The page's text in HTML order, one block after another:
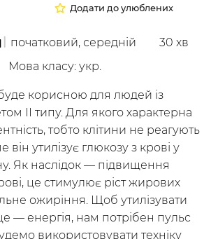
Плейлисти
Додати до улюблених
початковий, середній 30 хв
Мова класу: укр.
корисною для людей із
ІІ типу. Для якого характерна
тобто клітини не реагують
він утилізує глюкозу з крові у
Як наслідок — підвищення
це стимулює ріст жирових
ожиріння. Щоб утилізувати
— енергія, нам потрібен пульс
використовувати техніку